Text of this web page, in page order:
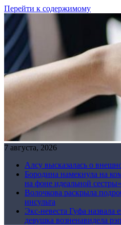
Перейти к содержимому
7 августа, 2026
Алсу высказалась о
Бородина намекнула на
на фоне идеальной сестры»
Волочкова раскрыла
инсульта
Экс-невеста Гуфа назвала
девушка возненавидела